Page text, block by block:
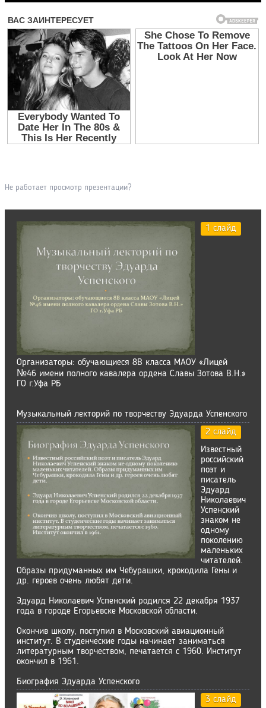
Не работает просмотр презентации?
1 слайд
Организаторы: обучающиеся 8В класса МАОУ «Лицей
№46 имени полного кавалера ордена Славы Зотова В.Н.»
ГО г.Уфа РБ
Музыкальный лекторий по творчеству Эдуарда Успенского
2 слайд
Известный
российский
поэт и
писатель
Эдуард
Николаевич
Успенский
знаком не
одному
поколению
маленьких
читателей.
Образы придуманных им Чебурашки, крокодила Гены и
др. героев очень любят дети.
Эдуард Николаевич Успенский родился 22 декабря 1937
года в городе Егорьевске Московской области.
Окончив школу, поступил в Московский авиационный
институт. В студенческие годы начинает заниматься
литературным творчеством, печатается с 1960. Институт
окончил в 1961.
Биография Эдуарда Успенского
3 слайд